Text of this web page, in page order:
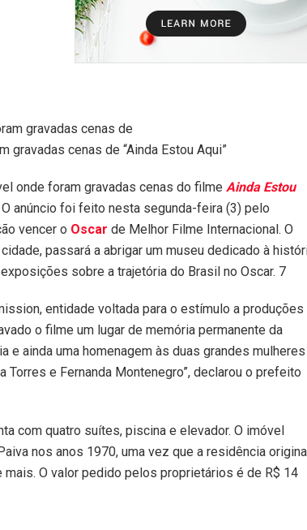
gravadas cenas de “Ainda Estou Aqui”
onde foram gravadas cenas do filme Ainda Estou
anúncio foi feito nesta segunda-feira (3) pelo
vencer o Oscar de Melhor Filme Internacional. O
passará a abrigar um museu dedicado à
sobre a trajetória do Brasil no Oscar. 7
entidade voltada para o estímulo a produções
o filme um lugar de memória permanente da
e ainda uma homenagem às duas grandes mulheres
e Fernanda Montenegro”, declarou o prefeito
com quatro suítes, piscina e elevador. O imóvel
nos anos 1970, uma vez que a residência
O valor pedido pelos proprietários é de R$ 14